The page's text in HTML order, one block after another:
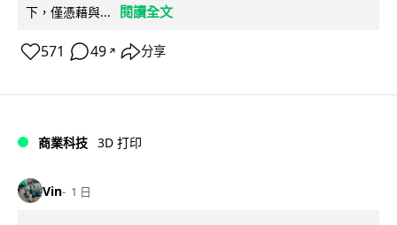
下，僅憑藉與...
閱讀全文
571 49 ↗ 分享
商業科技 3D 打印
Vin 1 日